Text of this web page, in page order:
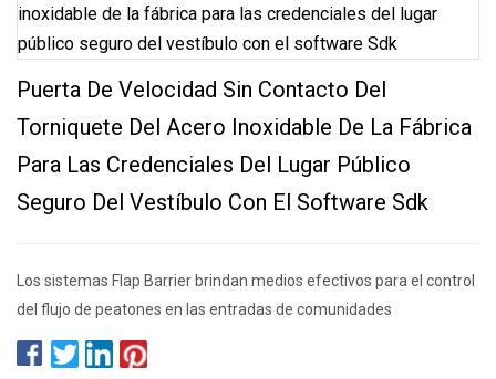
Puerta De Velocidad Sin Contacto Del
Torniquete Del Acero Inoxidable De La Fábrica
Para Las Credenciales Del Lugar Público
Seguro Del Vestíbulo Con El Software Sdk
Los sistemas Flap Barrier brindan medios efectivos para el control
del flujo de peatones en las entradas de comunidades